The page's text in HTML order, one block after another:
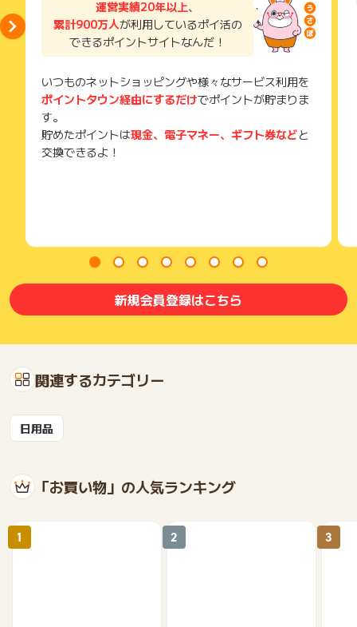
メールを送っていただく場合がございます。
そのため、紛失・破棄された場合は対応いたしかねますので、
ご注意ください。
運営実績20年以上、
累計900万人が利用しているポイ活の
できるポイントサイトなんだ！
いつものネットショッピングや様々なサービス利用を
ポイントタウン経由にするだけでポイントが貯まりま
す。
貯めたポイントは現金、電子マネー、ギフト券などと
交換できるよ！
新規会員登録はこちら
関連するカテゴリー
日用品
「お買い物」の人気ランキング
1 2 3